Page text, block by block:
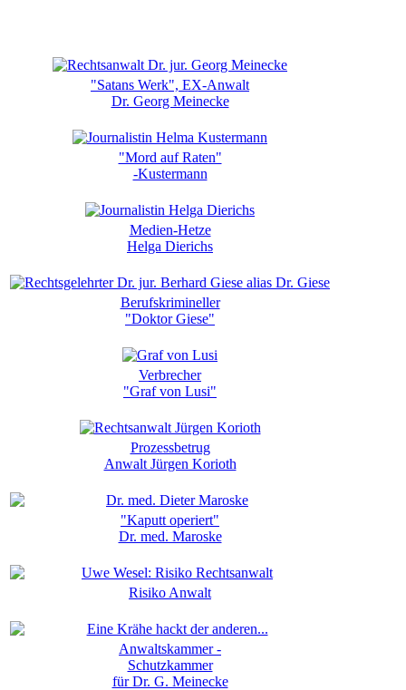
"Satans Werk", EX-Anwalt
Dr. Georg Meinecke
"Mord auf Raten"
-Kustermann
Medien-Hetze
Helga Dierichs
Berufskrimineller
"Doktor Giese"
Verbrecher
"Graf von Lusi"
Prozessbetrug
Anwalt Jürgen Korioth
"Kaputt operiert"
Dr. med. Maroske
Risiko Anwalt
Anwaltskammer -
Schutzkammer
für Dr. G. Meinecke